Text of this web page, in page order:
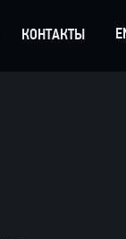
КОНТАКТЫ